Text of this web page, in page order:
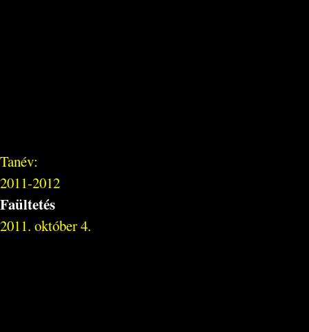
Tanév:
2011-2012
Faültetés
2011. október 4.